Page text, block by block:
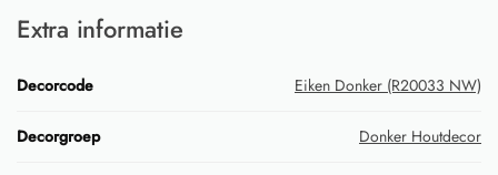
Extra informatie
Decorcode Eiken Donker (R20033 NW)
Decorgroep Donker Houtdecor